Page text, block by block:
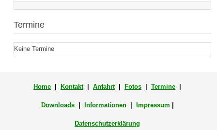
Termine
Keine Termine
Home Kontakt Anfahrt Fotos Termine
Downloads| Informationen| Impressum
Datenschutzerklärung